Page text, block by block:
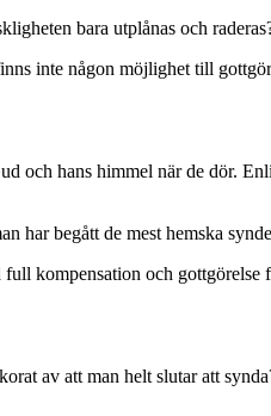
bara utplånas och
inte någon möjlighet till
och hans himmel när de dör.
har begått de mest hemska
kompensation och
av att man helt slutar att